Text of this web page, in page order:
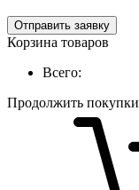
Отправить заявку
Корзина товаров
Всего:
Продолжить покупки